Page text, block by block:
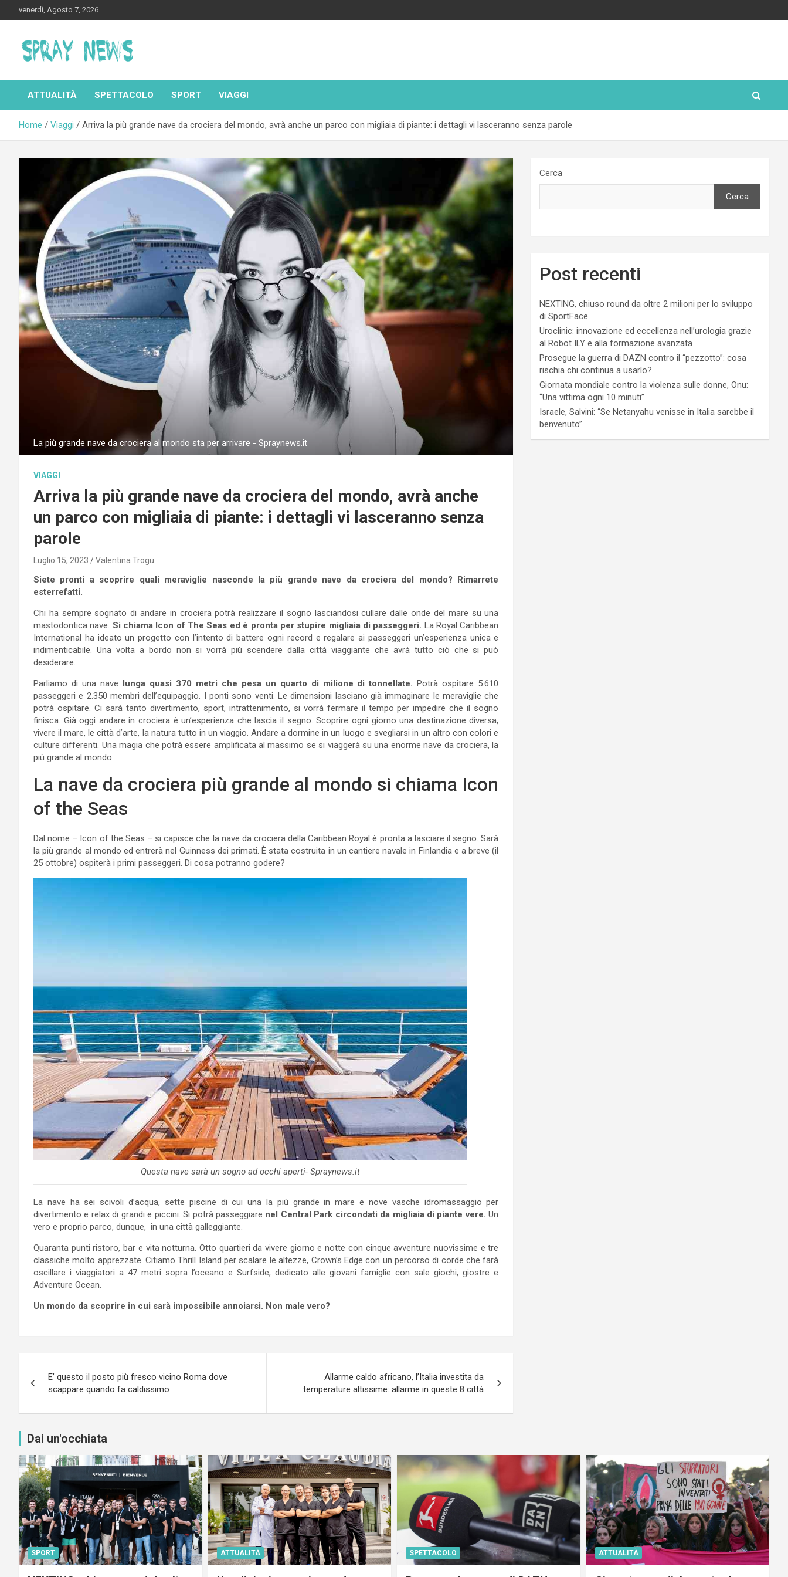
to
venerdì, Agosto 7, 2026
Spraynews.it
ATTUALITÀ SPETTACOLO SPORT VIAGGI
Home Viaggi Arriva la più grande nave da crociera del mondo, avrà anche un parco con migliaia di piante: i dettagli vi lasceranno senza parole
La più grande nave da crociera al mondo sta per arrivare - Spraynews.it
VIAGGI
Arriva la più grande nave da crociera del mondo, avrà anche
un parco con migliaia di piante: i dettagli vi lasceranno senza
parole
Luglio 15, 2023 Valentina Trogu
Siete pronti a scoprire quali meraviglie nasconde la più grande nave da crociera del mondo? Rimarrete
esterrefatti.
Chi ha sempre sognato di andare in crociera potrà realizzare il sogno lasciandosi cullare dalle onde del mare su una
mastodontica nave. Si chiama Icon of The Seas ed è pronta per stupire migliaia di passeggeri. La Royal Caribbean
International ha ideato un progetto con l’intento di battere ogni record e regalare ai passeggeri un’esperienza unica e
indimenticabile. Una volta a bordo non si vorrà più scendere dalla città viaggiante che avrà tutto ciò che si può
desiderare.
Parliamo di una nave lunga quasi 370 metri che pesa un quarto di milione di tonnellate. Potrà ospitare 5.610
passeggeri e 2.350 membri dell’equipaggio. I ponti sono venti. Le dimensioni lasciano già immaginare le meraviglie che
potrà ospitare. Ci sarà tanto divertimento, sport, intrattenimento, si vorrà fermare il tempo per impedire che il sogno
finisca. Già oggi andare in crociera è un’esperienza che lascia il segno. Scoprire ogni giorno una destinazione diversa,
vivere il mare, le città d’arte, la natura tutto in un viaggio. Andare a dormine in un luogo e svegliarsi in un altro con colori e
culture differenti. Una magia che potrà essere amplificata al massimo se si viaggerà su una enorme nave da crociera, la
più grande al mondo.
La nave da crociera più grande al mondo si chiama Icon
of the Seas
Dal nome – Icon of the Seas – si capisce che la nave da crociera della Caribbean Royal è pronta a lasciare il segno. Sarà
la più grande al mondo ed entrerà nel Guinness dei primati. È stata costruita in un cantiere navale in Finlandia e a breve (il
25 ottobre) ospiterà i primi passeggeri. Di cosa potranno godere?
Questa nave sarà un sogno ad occhi aperti- Spraynews.it
La nave ha sei scivoli d’acqua, sette piscine di cui una la più grande in mare e nove vasche idromassaggio per
divertimento e relax di grandi e piccini. Si potrà passeggiare nel Central Park circondati da migliaia di piante vere. Un
vero e proprio parco, dunque, in una città galleggiante.
Quaranta punti ristoro, bar e vita notturna. Otto quartieri da vivere giorno e notte con cinque avventure nuovissime e tre
classiche molto apprezzate. Citiamo Thrill Island per scalare le altezze, Crown’s Edge con un percorso di corde che farà
oscillare i viaggiatori a 47 metri sopra l’oceano e Surfside, dedicato alle giovani famiglie con sale giochi, giostre e
Adventure Ocean.
Un mondo da scoprire in cui sarà impossibile annoiarsi. Non male vero?
articoli
E’ questo il posto più fresco vicino Roma dove
scappare quando fa caldissimo
Allarme caldo africano, l’Italia investita da
temperature altissime: allarme in queste 8 città
Cerca
Cerca
Post recenti
NEXTING, chiuso round da oltre 2 milioni per lo sviluppo
di SportFace
Uroclinic: innovazione ed eccellenza nell’urologia grazie
al Robot ILY e alla formazione avanzata
Prosegue la guerra di DAZN contro il “pezzotto”: cosa
rischia chi continua a usarlo?
Giornata mondiale contro la violenza sulle donne, Onu:
“Una vittima ogni 10 minuti”
Israele, Salvini: “Se Netanyahu venisse in Italia sarebbe il
benvenuto”
Dai un'occhiata
SPORT ATTUALITÀ SPETTACOLO ATTUALITÀ